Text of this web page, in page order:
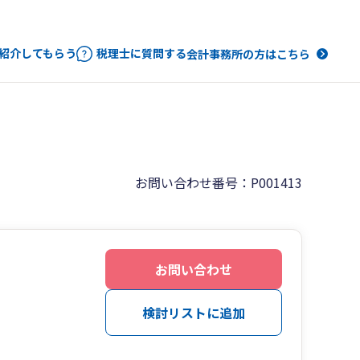
介してもらう 税理士に質問する会計事務所の方はこちら
お問い合わせ番号：P001413
お問い合わせ
検討リストに追加